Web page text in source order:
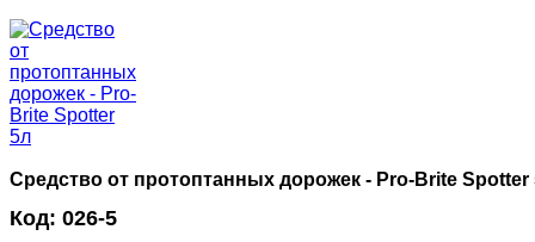
Средство от протоптанных дорожек - Pro-Brite Spotter
Код: 026-5